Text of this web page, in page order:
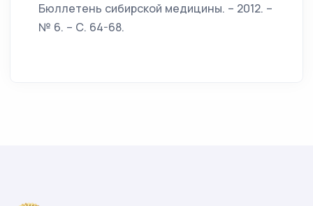
Бюллетень сибирской медицины. – 2012. –
№ 6. – С. 64-68.